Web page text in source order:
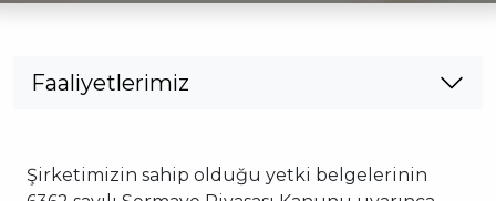
Faaliyetlerimiz
Şirketimizin sahip olduğu yetki belgelerinin